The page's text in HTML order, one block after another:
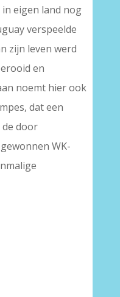
eigen land nog
verspeelde
zijn leven werd
en
noemt hier ook
dat een
door
WK-